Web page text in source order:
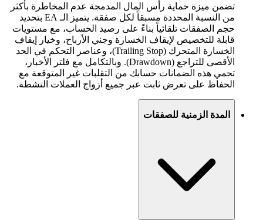
تضمن ميزة حماية رأس المال المدمجة عدم المخاطرة بأكثر
من النسبة المحددة مسبقاً لكل صفقة. يتميز الـ EA بتحديد
حجم الصفقات تلقائياً بناءً على رصيد الحساب، مع مستويات
قابلة للتخصيص لإيقاف الخسارة وجني الأرباح، وخيار إيقاف
الخسارة المتحرك (Trailing Stop)، وعناصر التحكم في الحد
الأقصى للتراجع (Drawdown). وبالتكامل مع فلتر الأخبار،
تحمي هذه الضمانات حسابك من التقلبات غير المتوقعة مع
الحفاظ على تعرض ثابت عبر جميع أزواج العملات النشطة.
المدة الزمنية للصفقات